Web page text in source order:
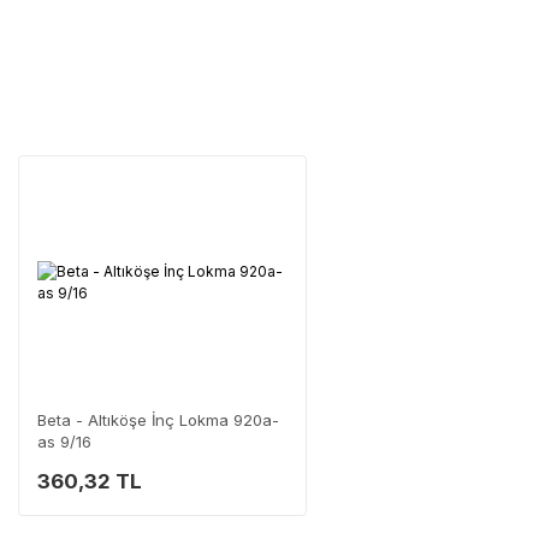
Tüm
Beta - Altıköşe İnç Lokma 920a-
as 9/16
360,32 TL